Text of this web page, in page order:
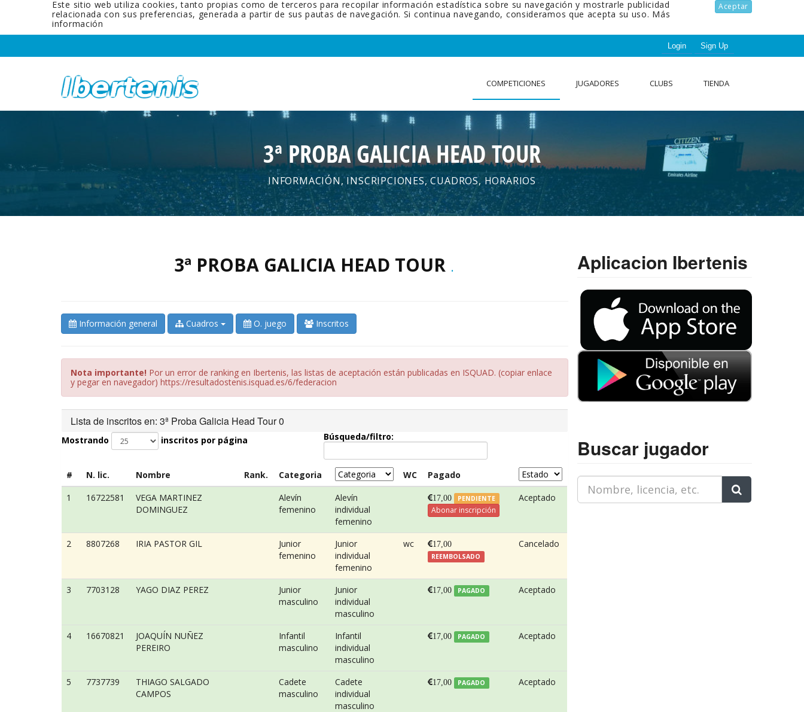
Aceptar
Este sitio web utiliza cookies, tanto propias como de terceros para recopilar información estadística sobre su navegación y mostrarle publicidad
relacionada con sus preferencias, generada a partir de sus pautas de navegación. Si continua navegando, consideramos que acepta su uso. Más
información
Login Sign Up
COMPETICIONES JUGADORES CLUBS TIENDA
3ª PROBA GALICIA HEAD TOUR
INFORMACIÓN, INSCRIPCIONES, CUADROS, HORARIOS
3ª PROBA GALICIA HEAD TOUR .
Información general Cuadros O. juego Inscritos
Nota importante! Por un error de ranking en Ibertenis, las listas de aceptación están publicadas en ISQUAD. (copiar enlace
y pegar en navegador) https://resultadostenis.isquad.es/6/federacion
Lista de inscritos en: 3ª Proba Galicia Head Tour 0
Mostrando inscritos por página Búsqueda/filtro:
# N. lic. Nombre Rank. Categoria WC
Pagado
1
16722581
VEGA MARTINEZ
DOMINGUEZ
Alevín
femenino
Alevín
individual
femenino
17,00 PENDIENTE
Abonar inscripción
Aceptado
2 8807268 IRIA PASTOR GIL
Junior
femenino
Junior
individual
femenino
wc
17,00
REEMBOLSADO
Cancelado
3 7703128 YAGO DIAZ PEREZ
Junior
masculino
Junior
individual
masculino
17,00 PAGADO Aceptado
4 16670821
JOAQUÍN NUÑEZ
PEREIRO
Infantil
masculino
Infantil
individual
masculino
17,00 PAGADO Aceptado
5 7737739
THIAGO SALGADO
CAMPOS
Cadete
masculino
Cadete
individual
masculino
17,00 PAGADO Aceptado
Aplicacion Ibertenis
Buscar jugador